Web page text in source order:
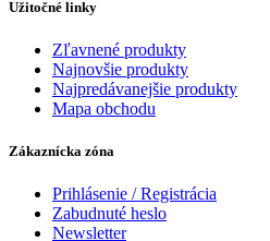
Užitočné linky
Zľavnené produkty
Najnovšie produkty
Najpredávanejšie produkty
Mapa obchodu
Zákaznícka zóna
Prihlásenie / Registrácia
Zabudnuté heslo
Newsletter